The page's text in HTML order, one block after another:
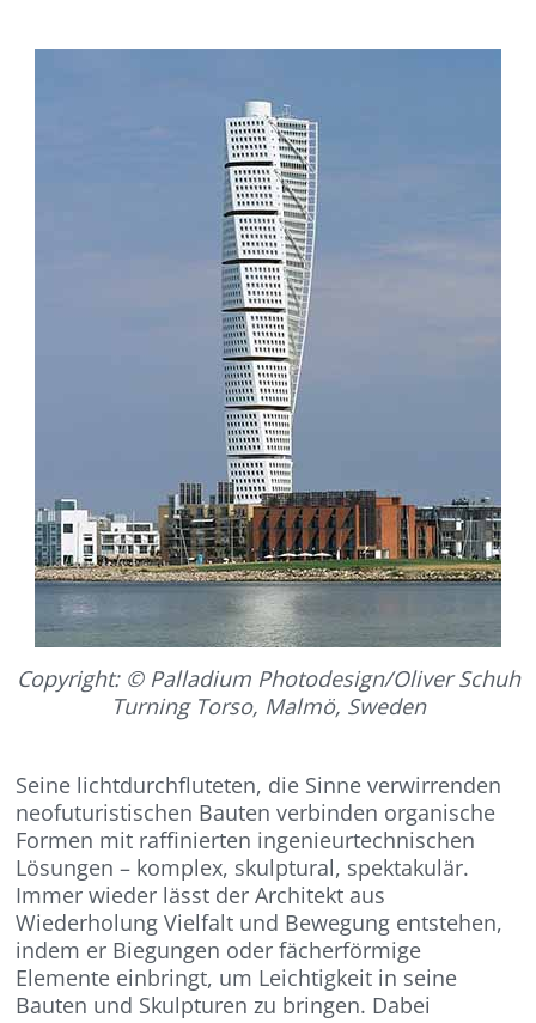
Copyright:© Palladium Photodesign/Oliver Schuh
Turning Torso, Malmö, Sweden
Seine lichtdurchfluteten, die Sinne verwirrenden
neofuturistischen Bauten verbinden organische
Formen mit raffinierten ingenieurtechnischen
Lösungen – komplex, skulptural, spektakulär.
Immer wieder lässt der Architekt aus
Wiederholung Vielfalt und Bewegung entstehen,
indem er Biegungen oder fächerförmige
Elemente einbringt, um Leichtigkeit in seine
Bauten und Skulpturen zu bringen. Dabei